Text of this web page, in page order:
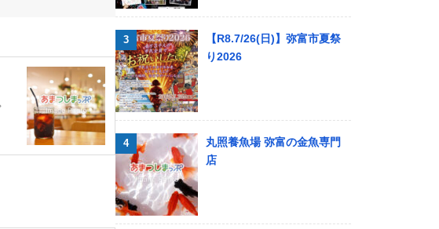
【R8.7/26(日)】弥富市夏祭
り2026
丸照養魚場 弥富の金魚専門
店